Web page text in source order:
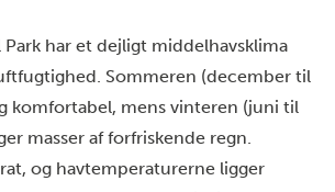
Park har et dejligt middelhavsklima
Sommeren (december til
komfortabel, mens vinteren (juni til
masser af forfriskende regn.
og havtemperaturerne ligger